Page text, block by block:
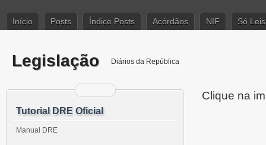
Início Posts Índice Posts Acórdãos NIF Só Leis
Legislação Diários da República
Clique na
Tutorial DRE Oficial
Manual DRE